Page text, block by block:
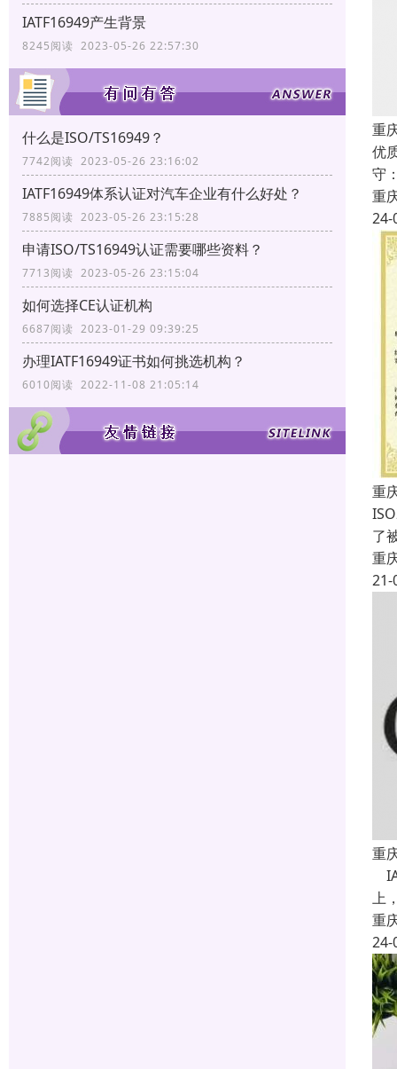
IATF16949产生背景
8245阅读 2023-05-26 22:57:30
什么是ISO/TS16949？
7742阅读 2023-05-26 23:16:02
IATF16949体系认证对汽车企业有什么好处？
7885阅读 2023-05-26 23:15:28
申请ISO/TS16949认证需要哪些资料？
7713阅读 2023-05-26 23:15:04
如何选择CE认证机构
6687阅读 2023-01-29 09:39:25
办理IATF16949证书如何挑选机构？
6010阅读 2022-11-08 21:05:14
重
优
守
重
24-
重
了
重
21-
重
上
重
24-